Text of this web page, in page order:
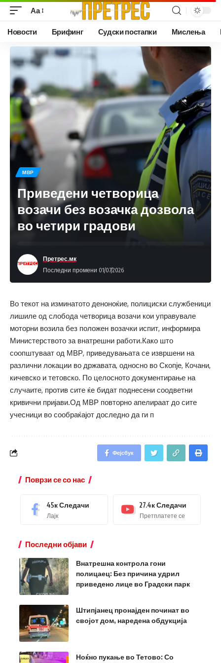
Аа
Новости Брифинг Судски постапки Мислења
МВР
Приведени четворица
возачи без возачка дозвола
во четири градови
Последни промени 01/07/2026
Претрес.мк
Во текот на изминатото деноноќие, полициски службеници
лишиле од слобода четворица возачи кои управувале
моторни возила без положен возачки испит, информира
Министерството за внатрешни работи.Како што
соопштуваат од МВР, приведувањата се извршени на
различни локации во државата, односно во Скопје, Кочани,
кичевско и тетовско. По целосното документирање на
случаите, против сите ќе бидат поднесени соодветни
кривични пријави.Од МВР повторно апелираат до сите
учесници во сообраќајот доследно да ги п
Фејсбук
Поврзи се со нас
45кСледачи
Лајк
27.4кСледачи
Претплатете се
Последни објави
Внатрешна контрола гони
полицаец: Без причина удрил
приведено лице во Градски парк
Штипјанец пронајден починат во
својот дом, наредена обдукција
Ноќно пукање во Тетово: Со